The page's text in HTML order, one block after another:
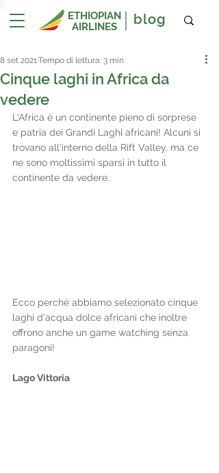
blog
ETHIOPIAN
AIRLINES
Cinque laghi in Africa da
vedere
8 set 2021Tempo di lettura: 3 min
L'Africa è un continente pieno di sorprese
e patria dei Grandi Laghi africani! Alcuni si
trovano all'interno della Rift Valley, ma ce
ne sono moltissimi sparsi in tutto il
continente da vedere.
Ecco perché abbiamo selezionato cinque
laghi d'acqua dolce africani che inoltre
offrono anche un game watching senza
paragoni!
Lago Vittoria